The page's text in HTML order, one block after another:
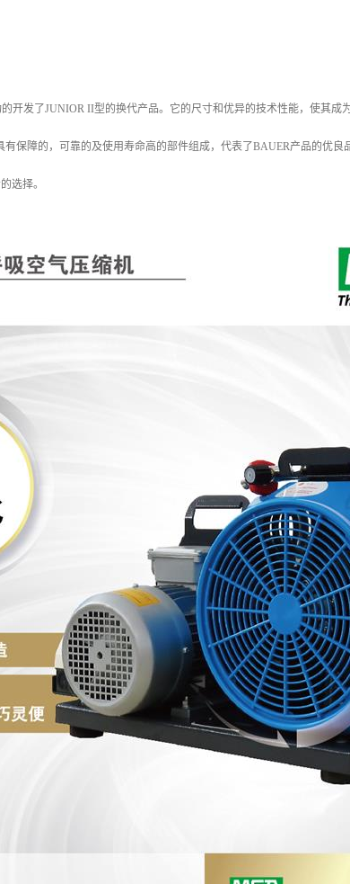
开发了JUNIOR II型的换代产品。它的尺寸和优异的技术性能，使其成
保障的，可靠的及使用寿命高的部件组成，代表了BAUER产品的优
选择。